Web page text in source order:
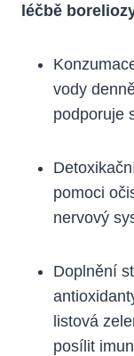
⁤léčbě
vody
podporuje⁢
⁤pomoci
nervový
Doplnění
listová
‍posílit